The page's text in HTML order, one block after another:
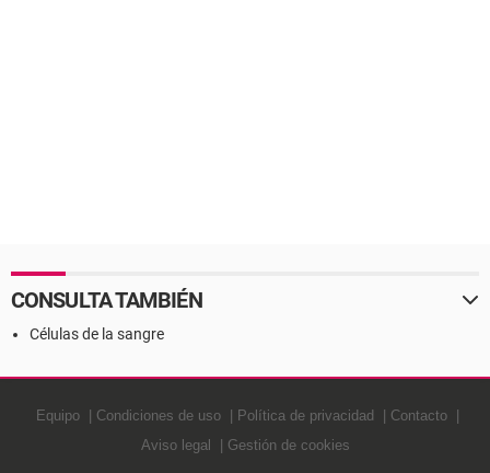
CONSULTA TAMBIÉN
Células de la sangre
Equipo Condiciones de uso Política de privacidad
Contacto
Aviso legal
Gestión de cookies